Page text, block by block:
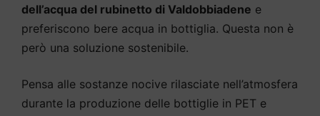
dell’acqua del rubinetto di Valdobbiadene e
preferiscono bere acqua in bottiglia. Questa non è
però una soluzione sostenibile.
Pensa alle sostanze nocive rilasciate nell’atmosfera
durante la produzione delle bottiglie in PET e